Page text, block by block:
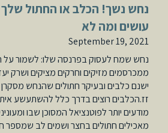
נחש נשך! הכלב או החתול שלך
עושים ומה לא
September 19, 2021
נחש שמח לעסוק בפרנסה שלו: לשמור על
ממכרסמים מזיקים וחרקים מציקים ושרק
ישנם כלבים ובעיקר חתולים שהנחש
זז.הכלבים רוצים בדרך כלל להשתעשע
מודעים יותר לפוטנציאל המסוכן שבו
מאכילים חתולים בחצר ושמים לב שמספר